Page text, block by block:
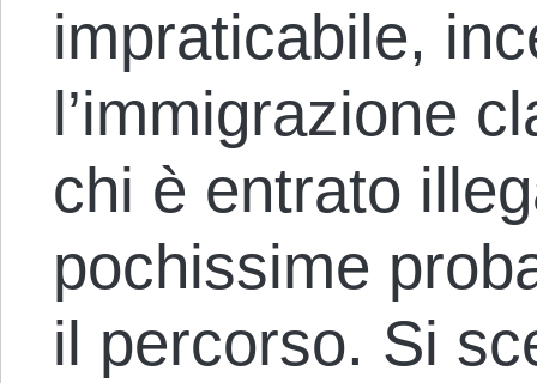
impraticabile,
l’immigrazione
chi è entrato
pochissime
il percorso. Si